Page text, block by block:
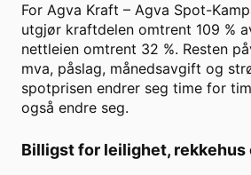
For Agva Kraft – Agva Spot-
utgjør kraftdelen omtrent 109 %
nettleien omtrent 32 %. Resten
mva, påslag, månedsavgift og
spotprisen endrer seg time for
også endre seg.
Billigst for leilighet, rekkehus